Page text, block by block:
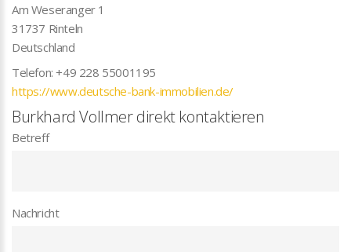
Am Weseranger 1
31737 Rinteln
Deutschland
Telefon:+49 228 55001195
https://www.deutsche-bank-immobilien.de/
Burkhard Vollmer direkt kontaktieren
Betreff
Nachricht